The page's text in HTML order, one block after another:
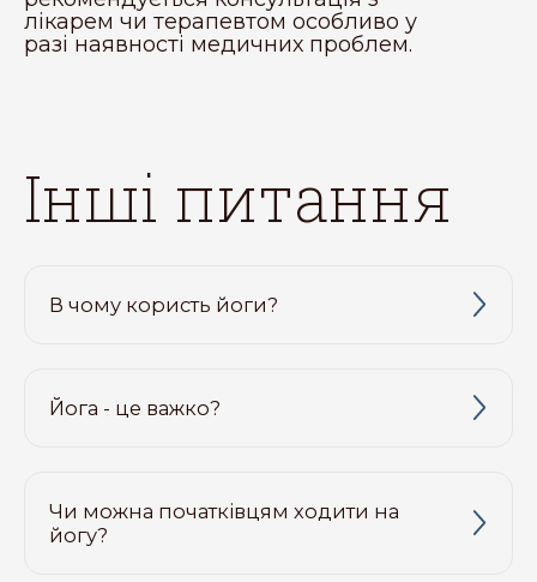
лікарем чи терапевтом особливо у
разі наявності медичних проблем.
інші питання
В чому користь йоги?
Йога - це важко?
Чи можна початківцям ходити на
йогу?